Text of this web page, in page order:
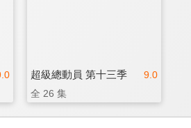
9.0
超級總動員 第十三季
全 26 集